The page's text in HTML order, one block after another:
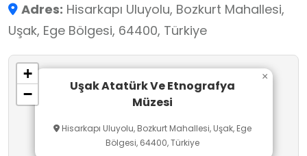
Adres: Hisarkapı Uluyolu, Bozkurt Mahallesi,
Uşak, Ege Bölgesi, 64400, Türkiye
Uşak Atatürk Ve Etnografya
Müzesi
Hisarkapı Uluyolu, Bozkurt Mahallesi, Uşak, Ege
Bölgesi, 64400, Türkiye
×
+
−